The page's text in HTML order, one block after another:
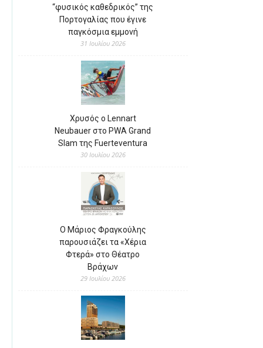
“φυσικός καθεδρικός” της
Πορτογαλίας που έγινε
παγκόσμια εμμονή
31 Ιουλίου 2026
Χρυσός ο Lennart
Neubauer στο PWA Grand
Slam της Fuerteventura
30 Ιουλίου 2026
Ο Μάριος Φραγκούλης
παρουσιάζει τα «Χέρια
Φτερά» στο Θέατρο
Βράχων
29 Ιουλίου 2026